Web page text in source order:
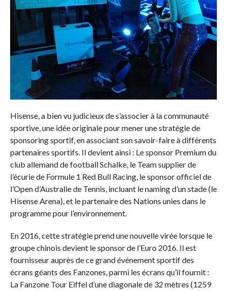
Hisense, a bien vu judicieux de s’associer à la communauté
sportive, une idée originale pour mener une stratégie de
sponsoring sportif, en associant son savoir-faire à différents
partenaires sportifs. Il devient ainsi : Le sponsor Premium du
club allemand de football Schalke, le Team supplier de
l’écurie de Formule 1 Red Bull Racing, le sponsor officiel de
l’Open d’Australie de Tennis, incluant le naming d’un stade (le
Hisense Arena), et le partenaire des Nations unies dans le
programme pour l’environnement.
En 2016, cette stratégie prend une nouvelle virée lorsque le
groupe chinois devient le sponsor de l’Euro 2016. Il est
fournisseur auprès de ce grand événement sportif des
écrans géants des Fanzones, parmi les écrans qu’il fournit :
La Fanzone Tour Eiffel d’une diagonale de 32 mètres (1259